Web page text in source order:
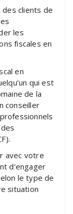
des clients de
les
fiscales en
en
qui est
de la
conseiller
avec votre
d’engager
le type de
situation